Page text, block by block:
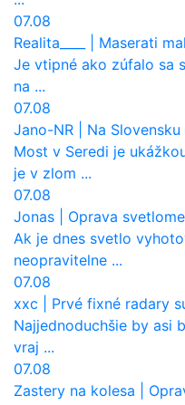
07.08
Realita____
Maserati malo byť čisto
Je vtipné ako zúfalo sa
na ...
07.08
Jano-NR
Na Slovensku pred
Most v Seredi je
je v zlom ...
07.08
Jonas
Oprava svetlometov by mala
Ak je dnes svetlo
neopravitelne ...
07.08
xxc
Prvé fixné radary sú na
Najjednoduchšie by asi
vraj ...
07.08
Zastery na kolesa
Oprava